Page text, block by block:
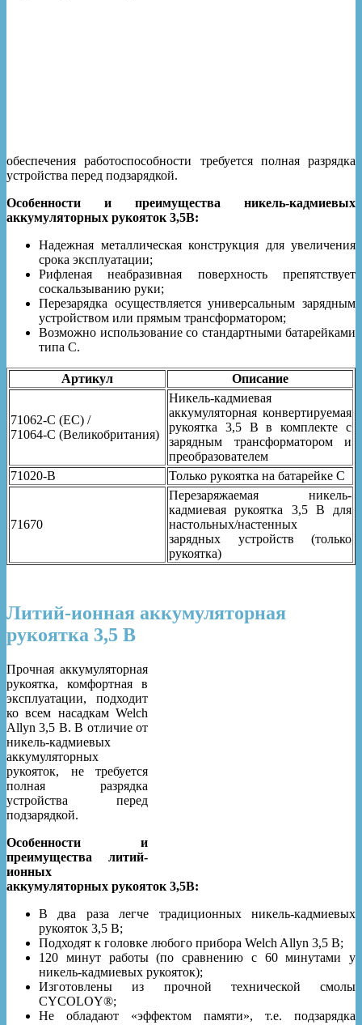
обеспечения работоспособности требуется полная разрядка
устройства перед подзарядкой.
Особенности и преимущества никель-кадмиевых
аккумуляторных рукояток 3,5В:
Надежная металлическая конструкция для увеличения
срока эксплуатации;
Рифленая неабразивная поверхность препятствует
соскальзыванию руки;
Перезарядка осуществляется универсальным зарядным
устройством или прямым трансформатором;
Возможно использование со стандартными батарейками
типа C.
Артикул Описание
71062-C (ЕС) /
71064-C (Великобритания)
Никель-кадмиевая
аккумуляторная конвертируемая
рукоятка 3,5 В в комплекте с
зарядным трансформатором и
преобразователем
71020-B
Только рукоятка на батарейке C
71670
Перезаряжаемая никель-
кадмиевая рукоятка 3,5 В для
настольных/настенных
зарядных устройств (только
рукоятка)
Литий-ионная аккумуляторная
рукоятка 3,5 В
Прочная аккумуляторная
рукоятка, комфортная в
эксплуатации, подходит
ко всем насадкам Welch
Allyn 3,5 В. В отличие от
никель-кадмиевых
аккумуляторных
рукояток, не требуется
полная разрядка
устройства перед
подзарядкой.
Особенности и
преимущества литий-
ионных
аккумуляторных рукояток 3,5В:
В два раза легче традиционных никель-кадмиевых
рукояток 3,5 В;
Подходят к головке любого прибора Welch Allyn 3,5 В;
120 минут работы (по сравнению с 60 минутами у
никель-кадмиевых рукояток);
Изготовлены из прочной технической смолы
CYCOLOY®;
Не обладают «эффектом памяти», т.е. подзарядка